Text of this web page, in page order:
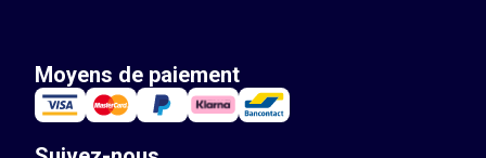
Moyens de paiement